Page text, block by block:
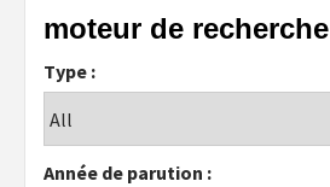
moteur de recherche
Type :
Année de parution :